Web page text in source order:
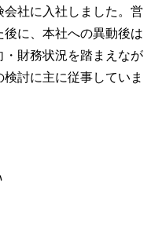
社に入社しました。営
に、本社への異動後は
財務状況を踏まえなが
討に主に従事していま